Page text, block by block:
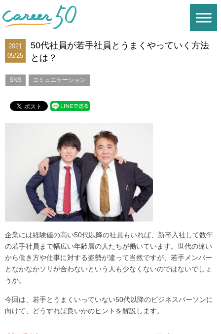
2021
05/25
50代社員が若手社員とうまくやっていく方法
とは？
SNS コミュニケーション
企業には経験値の高い50代以降の社員もいれば、新卒入社して数年
の若手社員まで幅広い年齢層の人たちが働いています。世代の違い
から働き方や仕事に対する姿勢が違って当然ですが、若手メンバー
となかなかソリが合わないという人も少なくないのではないでしょ
うか。
今回は、若手とうまくいっていない50代以降のビジネスパーソンに
向けて、どうすれば良いかのヒントを解説します。